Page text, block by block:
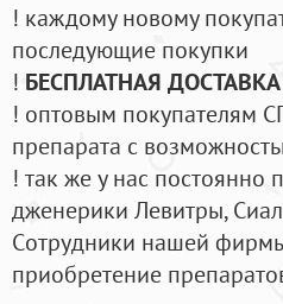
! каждому новому
последующие покупки
! БЕСПЛАТНАЯ ДОСТАВКА
! оптовым покупателям
препарата с
! так же у нас
дженерики Левитры,
Cотрудники нашей
приобретение